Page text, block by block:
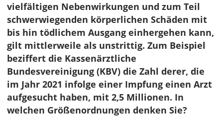
vielfältigen Nebenwirkungen und zum Teil
schwerwiegenden körperlichen Schäden mit
bis hin tödlichem Ausgang einhergehen kann,
gilt mittlerweile als unstrittig. Zum Beispiel
beziffert die Kassenärztliche
Bundesvereinigung (KBV) die Zahl derer, die
im Jahr 2021 infolge einer Impfung einen Arzt
aufgesucht haben, mit 2,5 Millionen. In
welchen Größenordnungen denken Sie?